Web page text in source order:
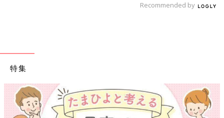
Recommended by
特集